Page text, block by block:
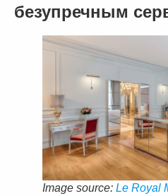
безупречным
Image source: Le Royal